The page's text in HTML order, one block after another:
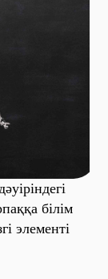
білім
элементі